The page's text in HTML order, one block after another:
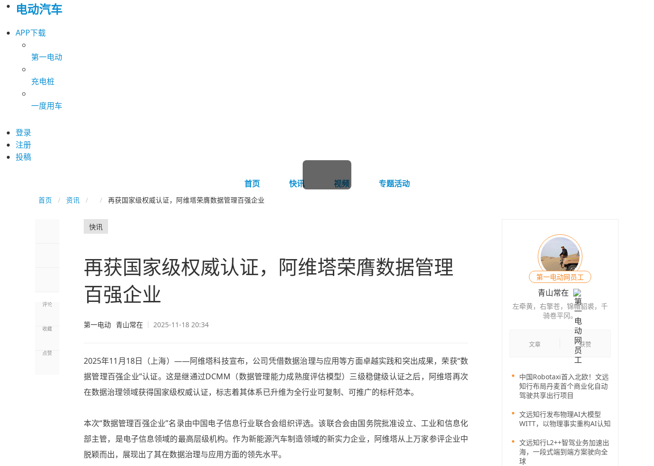
电动汽车
APP下载
第一电动
充电桩
一度用车
登录
注册
投稿
首页 快讯 视频 专题活动
首页 资讯 再获国家级权威认证，阿维塔荣膺数据管理百强企业
0
评论
收藏
点赞
快讯
再获国家级权威认证，阿维塔荣膺数据管理
百强企业
第一电动 青山常在 2025-11-18 20:34
2025年11月18日（上海）——阿维塔科技宣布，公司凭借数据治理与应用等方面卓越实践和突出成果，荣获“数
据管理百强企业”认证。这是继通过DCMM（数据管理能力成熟度评估模型）三级稳健级认证之后，阿维塔再次
在数据治理领域获得国家级权威认证，标志着其体系已升维为全行业可复制、可推广的标杆范本。
本次“数据管理百强企业”名录由中国电子信息行业联合会组织评选。该联合会由国务院批准设立、工业和信息化
部主管，是电子信息领域的最高层级机构。作为新能源汽车制造领域的新实力企业，阿维塔从上万家参评企业中
脱颖而出，展现出了其在数据治理与应用方面的领先水平。
第一电动网员工
青山常在
左牵黄，右擎苍，锦帽貂裘，千
骑卷平冈。
文章 获赞
中国Robotaxi首入北欧！文远
知行布局丹麦首个商业化自动
驾驶共享出行项目
文远知行发布物理AI大模型
WITT，以物理事实重构AI认知
文远知行L2++智驾业务加速出
海，一段式端到端方案驶向全
球